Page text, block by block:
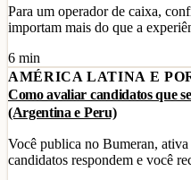
Para um operador de caixa,
importam mais do que a
6 min
AMÉRICA LATINA E
Como avaliar candidatos que
(Argentina e Peru)
Você publica no Bumeran,
candidatos respondem e você